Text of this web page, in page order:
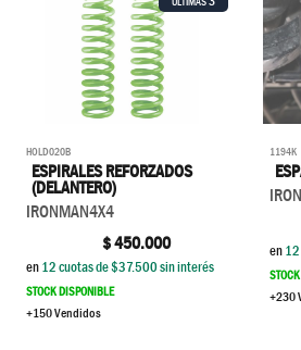
HOLD020B
ESPIRALES REFORZADOS
(DELANTERO)
IRONMAN4X4
$450.000
en12cuotas de $37.500sin interés
STOCK DISPONIBLE
+150 Vendidos
1194K
en12
+230